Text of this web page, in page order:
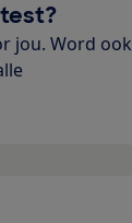
jou. Word ook